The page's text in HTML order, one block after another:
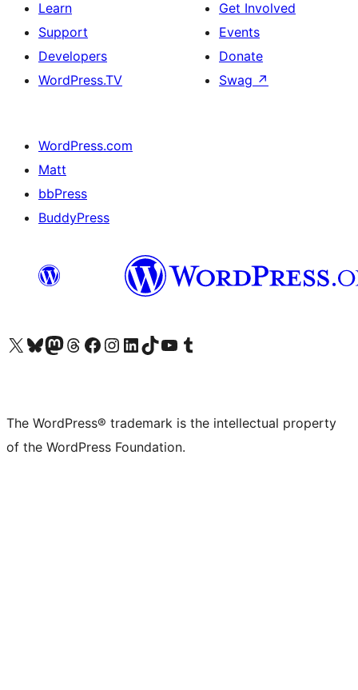
Learn
Support
Developers
WordPress.TV
Get Involved
Events
Donate
Swag ↗
WordPress.com
Matt
bbPress
BuddyPress
Visit our X (formerly Twitter) account
Visit our Bluesky account
Visit our Mastodon account
Visit our Threads account
Visit our Facebook page
Visit our Instagram account
Visit our LinkedIn account
Visit our TikTok account
Visit our YouTube channel
Visit our Tumblr account
The WordPress® trademark is the intellectual property
of the WordPress Foundation.